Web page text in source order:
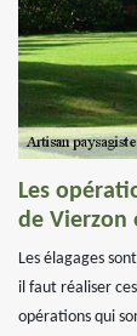
Les
de Vierzon
Les élagages
il faut réaliser
opérations qui